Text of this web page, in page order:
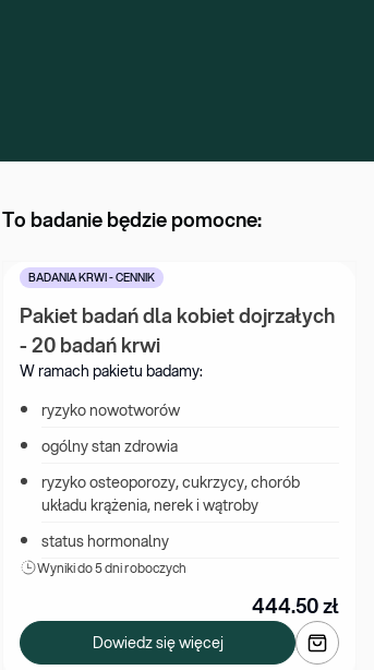
To badanie będzie pomocne:
BADANIA KRWI - CENNIK
Pakiet badań dla kobiet dojrzałych
- 20 badań krwi
W ramach pakietu badamy:
ryzyko nowotworów
ogólny stan zdrowia
ryzyko osteoporozy, cukrzycy, chorób
układu krążenia, nerek i wątroby
status hormonalny
Wyniki do 5 dni roboczych
444.50zł
Dowiedz się więcej